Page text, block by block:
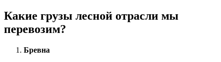
Какие грузы лесной отрасли мы
перевозим?
Бревна